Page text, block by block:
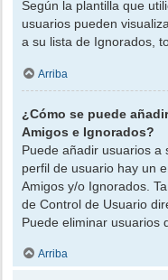
Según la plantilla que
usuarios pueden
a su lista de Ignorados,
Arriba
¿Cómo se puede
Amigos e Ignorados?
Puede añadir usuarios a
perfil de usuario hay un
Amigos y/o Ignorados.
de Control de Usuario
Puede eliminar usuarios
Arriba